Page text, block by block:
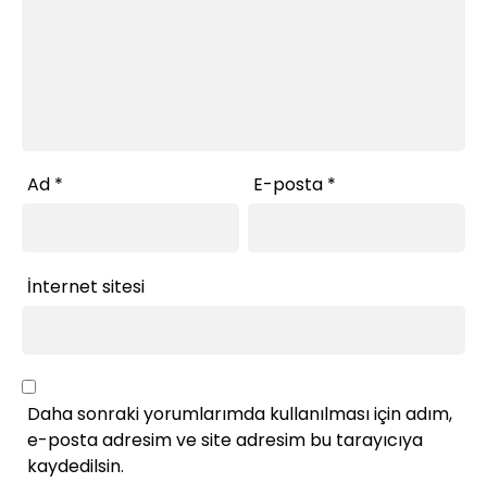
Ad * E-posta *
İnternet sitesi
Daha sonraki yorumlarımda kullanılması için adım,
e-posta adresim ve site adresim bu tarayıcıya
kaydedilsin.